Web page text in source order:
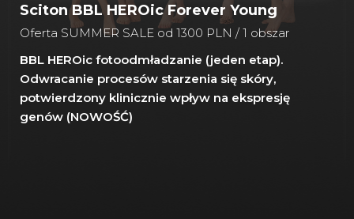
Sciton BBL HEROic Forever Young
Oferta SUMMER SALE od 1300 PLN / 1 obszar
BBL HEROic fotoodmładzanie (jeden etap).
Odwracanie procesów starzenia się skóry,
potwierdzony klinicznie wpływ na ekspresję
genów (NOWOŚĆ)